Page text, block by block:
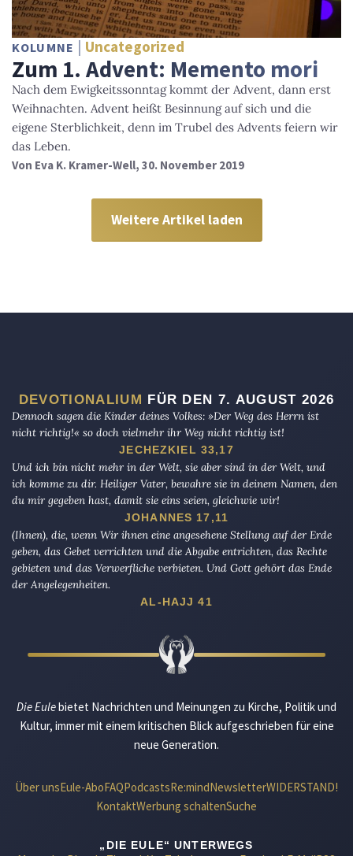
KOLUMNE Uncategorized
Zum 1. Advent: Memento mori
Nach dem Ewigkeitssonntag kommt der Advent, dann erst
Weihnachten. Advent heißt Besinnung auf sich und die
eigene Sterblichkeit, denn im Trubel des Advents feiern wir
das Leben.
Von Eva K. Kramer-Well, 30. November 2019
Weitere Artikel laden
DEVOTIONALIUM FÜR DEN 7. AUGUST 2026
Dennoch sagen die Kinder deines Volkes: »Der Weg des Herrn ist
nicht richtig!« so doch vielmehr ihr Weg nicht richtig ist!
JECHEZKIEL 33,17
Und ich bin nicht mehr in der Welt, sie aber sind in der Welt, und
ich komme zu dir. Heiliger Vater, bewahre sie in deinem Namen, den
du mir gegeben hast, damit sie eins seien, gleichwie wir!
JOHANNES 17,11
(Ihnen), die, wenn Wir ihnen eine angesehene Stellung auf der Erde
geben, das Gebet verrichten und die Abgabe entrichten, das Rechte
gebieten und das Verwerfliche verbieten. Und Gott gehört das Ende
der Angelegenheiten.
AL-HAJJ 41
Die Eulebietet Nachrichten und Meinungen zu Kirche, Politik und
Kultur, immer mit einem kritischen Blick aufgeschrieben für eine
neue Generation.
Über unsEule-AboFAQPodcastsRe:mindNewsletterWIDERSTAND!
KontaktWerbung schaltenSuche
„DIE EULE“ UNTERWEGS